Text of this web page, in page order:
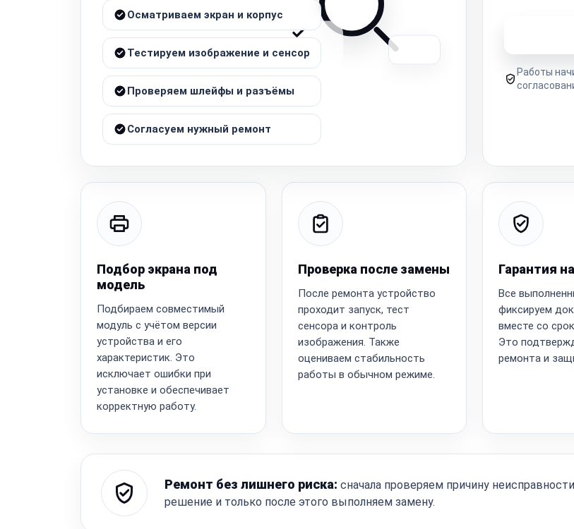
Осматриваем экран и корпус
Тестируем изображение и сенсор
Проверяем шлейфы и разъёмы
Согласуем нужный ремонт
Работы
Подбор экрана под
модель
Подбираем совместимый
модуль с учётом версии
устройства и его
характеристик. Это
исключает ошибки при
установке и обеспечивает
корректную работу.
Проверка после замены
После ремонта устройство
проходит запуск, тест
сенсора и контроль
изображения. Также
оцениваем стабильность
работы в обычном режиме.
Гарантия
Все
фиксируем
вместе со
Это
ремонта и
Ремонт без лишнего риска: сначала проверяем причину
решение и только после этого выполняем замену.